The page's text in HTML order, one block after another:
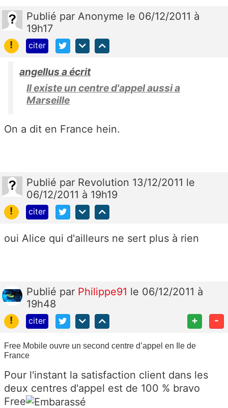
Publié par Anonyme le 06/12/2011 à
19h17
!
citer
angellus a écrit
Il existe un centre d'appel aussi a
Marseille
On a dit en France hein.
Publié par Revolution 13/12/2011 le
06/12/2011 à 19h19
!
citer
oui Alice qui d'ailleurs ne sert plus à rien
Publié par Philippe91 le 06/12/2011 à
19h48
!
citer + -
Free Mobile ouvre un second centre d’appel en Ile de
France
Pour l'instant la satisfaction client dans les
deux centres d'appel est de 100 % bravo
Free